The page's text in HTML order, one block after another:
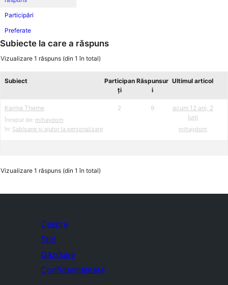
Participări
Preferate
Subiecte la care a răspuns
Vizualizare 1 răspuns (din 1 în total)
Subiect
Participan
ți
Răspunsur
i
Ultimul articol
Karma Theme
Început de: mihaydom
în: Șabloane și ajutor la personalizare
2 9
acum 12 ani, 2
luni
mihaydom
Vizualizare 1 răspuns (din 1 în total)
Despre
Știri
Găzduire
Confidențialitate